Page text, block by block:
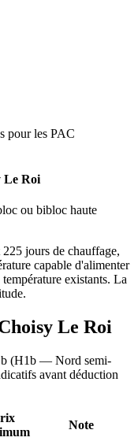
pour les PAC
Le Roi
ou bibloc haute
jours de chauffage,
capable d'alimenter
existants. La
Le Roi
(H1b — Nord semi-
avant déduction
Note